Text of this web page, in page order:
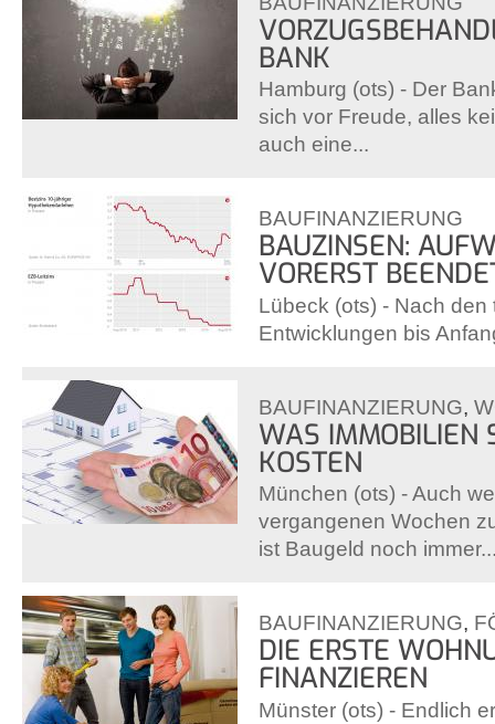
BANK
Hamburg (ots) - Der
sich vor Freude, alles
auch eine...
BAUFINANZIERUNG
BAUZINSEN:
VORERST
Lübeck (ots) - Nach den
Entwicklungen bis
BAUFINANZIERUNG,
WAS IMMOBILIEN
KOSTEN
München (ots) - Auch
vergangenen Wochen
ist Baugeld noch
BAUFINANZIERUNG,
DIE ERSTE
FINANZIEREN
Münster (ots) - Endlich